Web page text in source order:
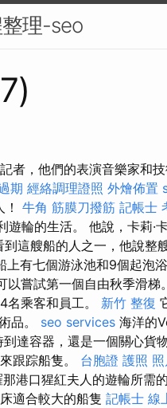
理-seo
者，他們的表演音樂家和
期 經絡調理證照 外燴佈置
牛角 筋膜刀撥筋 記帳士
遊輪的生活。 他說，卡莉·
這艘船的人之一，他說整
上有七個游泳池和9個起泡
嘗試第一個自由秋季滑梯
名乘客和員工。 新竹 整復
品。 seo services 海洋的
達容器，還是一個關心貨
跟踪船隻。 台胞證 護照
港口猩紅夫人的遊輪所需
適合較大的船隻 記帳士 線